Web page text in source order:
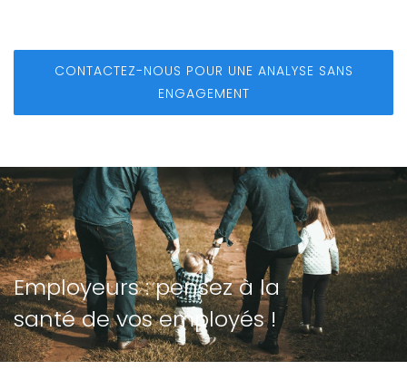
CONTACTEZ-NOUS POUR UNE ANALYSE SANS
ENGAGEMENT
Employeurs : pensez à la
santé de vos employés !